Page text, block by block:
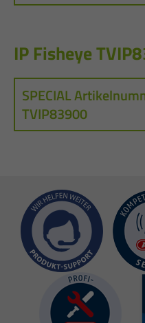
IP Fisheye
SPECIAL
TVIP83900